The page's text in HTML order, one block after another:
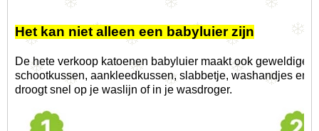
Het kan niet alleen een babyluier zijn
De hete verkoop katoenen babyluier maakt ook geweldige
schootkussen, aankleedkussen, slabbetje, washandjes en
droogt snel op je waslijn of in je wasdroger.